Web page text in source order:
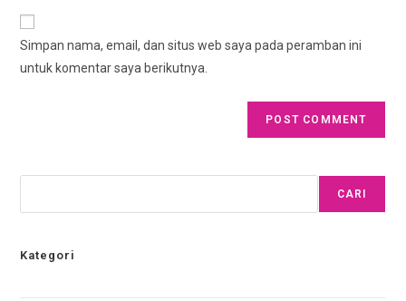
Simpan nama, email, dan situs web saya pada peramban ini
untuk komentar saya berikutnya.
CARI
Kategori